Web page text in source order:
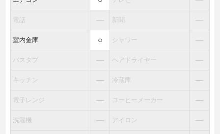
電話 ― 新聞 ―
室内金庫 ○ シャワー ―
バスタブ ― ヘアドライヤー ―
キッチン ― 冷蔵庫 ―
電子レンジ ― コーヒーメーカー ―
洗濯機 ― アイロン ―